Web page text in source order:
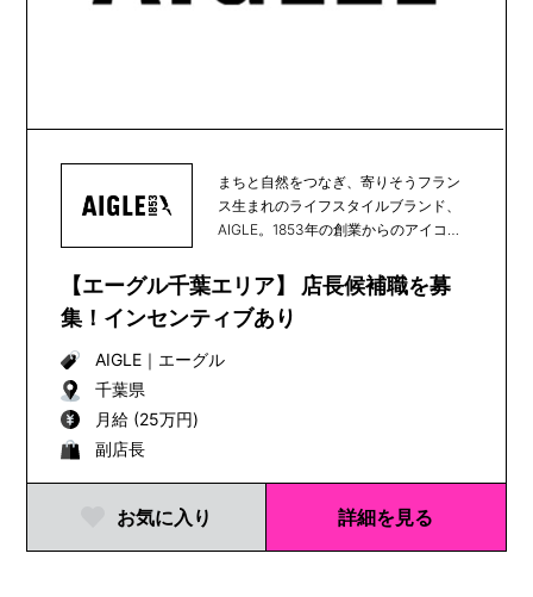
まちと自然をつなぎ、寄りそうフラン
ス生まれのライフスタイルブランド、
AIGLE。1853年の創業からのアイコン
【エーグル千葉エリア】 店長候補職を募
集！インセンティブあり
AIGLE｜ エーグル
千葉県
月給 (25万円)
副店長
お気に入り 詳細を見る